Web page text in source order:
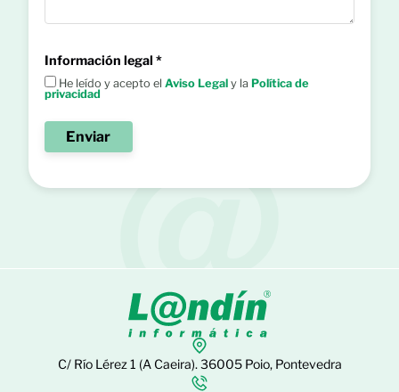
Información legal *
He leído y acepto elAviso Legal y la Política de
privacidad
C/ Río Lérez 1 (A Caeira). 36005 Poio, Pontevedra